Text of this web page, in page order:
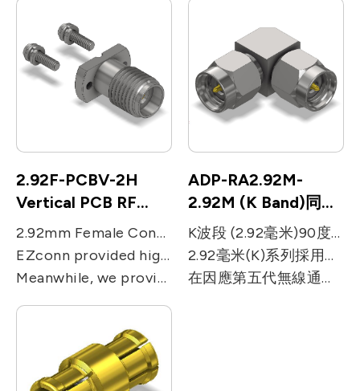
2.92F-PCBV-2H
Vertical PCB RF
Connectors
2.92mm Female Connector for PCB (2 Screw Hole)Vertical PCB RF Connectors.
EZconn provided high frequency and superior performance solderless microwave Radio Frequency precision compression connectors. The frequency reaches to 40GHz. In solderless coax series of installation could provide fast, easy and without damaging printed circuit board (PCB).
Meanwhile, we provide customized service of compression coax connector for customers' application using our simulation technology. Our compression Microwave/RF coaxial connectors have micro strip and strip line for choosing, providing effective solutions in application for mobile communication (4G & 5G), testing and high speed transmission.
ADP-RA2.92M-
2.92M (K Band)同軸
轉接器
K波段 (2.92毫米)90度公端對公端射頻微波同軸連接器2.92毫米(K 波段)系列依高度堅固的界面進行設計，配合了3.5mm和SMA尺寸。
2.92毫米(K)系列採用空氣為介質，具有高達40 GHz的性能。外導體內徑是2.92毫米,外導體外徑為4.55毫米。
在因應第五代無線通訊協定的來臨，2.92毫米(K)系列的產品也適用於毫米波產品的應用。